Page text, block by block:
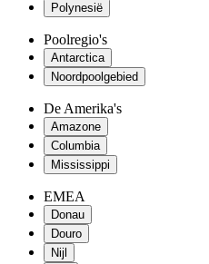
Polynesië
Poolregio's
Antarctica
Noordpoolgebied
De Amerika's
Amazone
Columbia
Mississippi
EMEA
Donau
Douro
Nijl